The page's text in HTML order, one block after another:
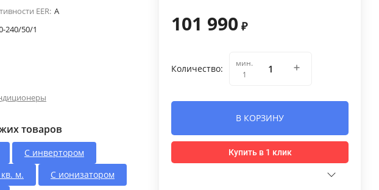
EER: A
240/50/1
товаров
С инвертором
м. С ионизатором
101 990 ₽
Количество:
мин.
1
В КОРЗИНУ
Купить в 1 клик